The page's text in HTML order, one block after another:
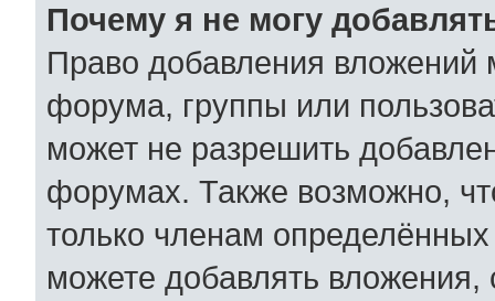
Почему я не могу
Право добавления вложений
форума, группы или
может не разрешить
форумах. Также возможно,
только членам
можете добавлять